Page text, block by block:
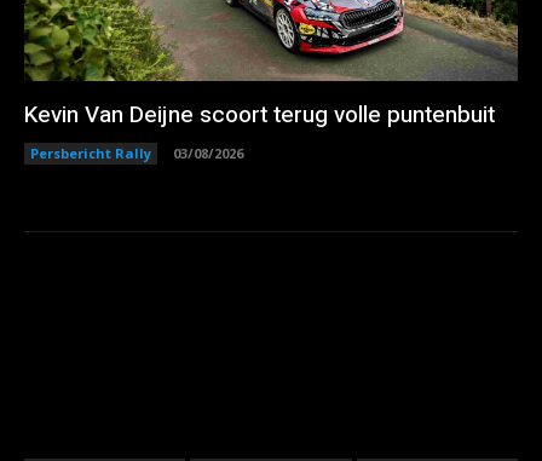
Kevin Van Deijne scoort terug volle puntenbuit
Persbericht Rally 03/08/2026